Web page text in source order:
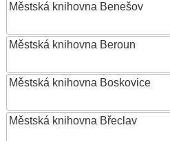
Městská knihovna Benešov
Městská knihovna Beroun
Městská knihovna Boskovice
Městská knihovna Břeclav